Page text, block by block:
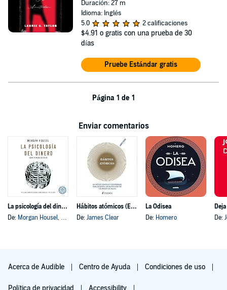
Duración: 27 m
Idioma: Inglés
5.0
2 calificaciones
$4.91 o gratis con una prueba de 30
días
Pruebe Estándar gratis
Página 1 de 1
Enviar comentarios
La psicología del dinero
De: Morgan Housel, y otros
Hábitos atómicos (Español neutro)
De: James Clear
La Odisea
De: Homero
De:
Acerca de Audible Centro de Ayuda Condiciones de uso
Política de privacidad Accessibility